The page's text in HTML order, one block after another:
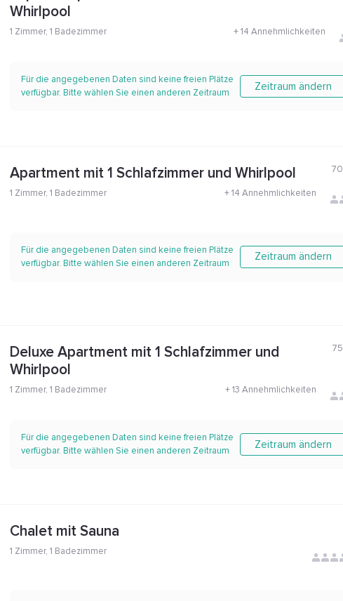
Whirlpool
1 Zimmer, 1 Badezimmer +14 Annehmlichkeiten
Für die angegebenen Daten sind keine freien Plätze
verfügbar. Bitte wählen Sie einen anderen Zeitraum
Zeitraum ändern
Apartment mit 1 Schlafzimmer und Whirlpool 70
1 Zimmer, 1 Badezimmer +14 Annehmlichkeiten
Für die angegebenen Daten sind keine freien Plätze
verfügbar. Bitte wählen Sie einen anderen Zeitraum
Zeitraum ändern
Deluxe Apartment mit 1 Schlafzimmer und
Whirlpool
75
1 Zimmer, 1 Badezimmer +13 Annehmlichkeiten
Für die angegebenen Daten sind keine freien Plätze
verfügbar. Bitte wählen Sie einen anderen Zeitraum
Zeitraum ändern
Chalet mit Sauna
1 Zimmer, 1 Badezimmer